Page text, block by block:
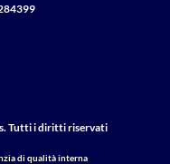
Tutti i diritti riservati
di qualità interna